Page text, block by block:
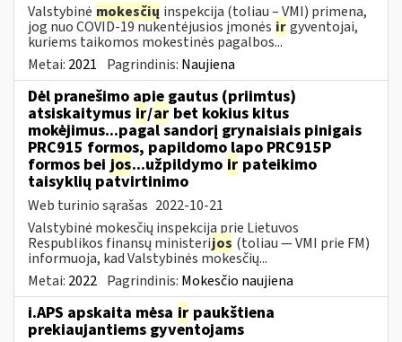
Valstybinė mokesčių inspekcija (toliau – VMI) primena,
jog nuo COVID-19 nukentėjusios įmonės irgyventojai,
kuriems taikomos mokestinės pagalbos...
Metai: 2021 Pagrindinis: Naujiena
Dėl pranešimo apie gautus (priimtus)
atsiskaitymus ir/ar bet kokius kitus
mokėjimus...pagal sandorį grynaisiais pinigais
PRC915 formos, papildomo lapo PRC915P
formos bei jos...užpildymo ir pateikimo
taisyklių patvirtinimo
Web turinio sąrašas 2022-10-21
Valstybinė mokesčių inspekcija prie Lietuvos
Respublikos finansų ministerijos (toliau ― VMI prie FM)
informuoja, kad Valstybinės mokesčių...
Metai: 2022 Pagrindinis: Mokesčio naujiena
i.APS apskaita mėsa ir paukštiena
prekiaujantiems gyventojams